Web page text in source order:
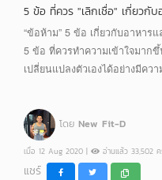
5 ข้อ ที่ควร "เลิกเชื่อ" เกี่ยวกับ
“ข้อห้าม” 5 ข้อ เกี่ยวกับอาหาร
5 ข้อ ที่ควรทำความเข้าใจมาก
เปลี่ยนแปลงตัวเองได้อย่างมีคว
โดย New Fit-D
เมื่อ 12 Aug 2020 | อ่านแล้ว 33,502
แชร์